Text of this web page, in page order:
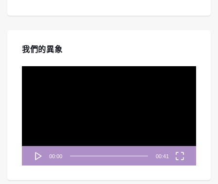
我們的異象
00:00 00:41